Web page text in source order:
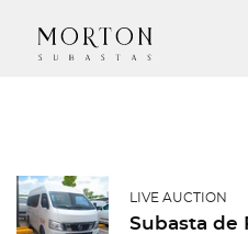
LIVE AUCTION
Subasta de